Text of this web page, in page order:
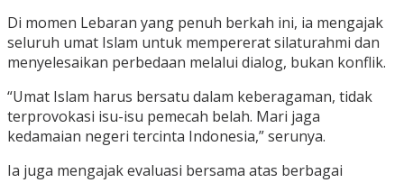
Di momen Lebaran yang penuh berkah ini, ia mengajak
seluruh umat Islam untuk mempererat silaturahmi dan
menyelesaikan perbedaan melalui dialog, bukan konflik.
“Umat Islam harus bersatu dalam keberagaman, tidak
terprovokasi isu-isu pemecah belah. Mari jaga
kedamaian negeri tercinta Indonesia,” serunya.
Ia juga mengajak evaluasi bersama atas berbagai